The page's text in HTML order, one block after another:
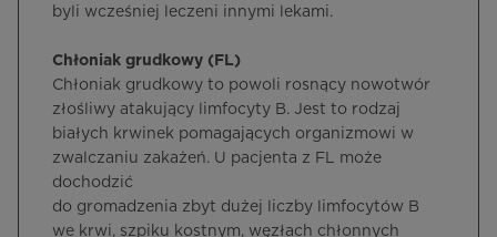
byli wcześniej leczeni innymi lekami.
Chłoniak grudkowy (FL)
Chłoniak grudkowy to powoli rosnący nowotwór
złośliwy atakujący limfocyty B. Jest to rodzaj
białych krwinek pomagających organizmowi w
zwalczaniu zakażeń. U pacjenta z FL może
dochodzić
do gromadzenia zbyt dużej liczby limfocytów B
we krwi, szpiku kostnym, węzłach chłonnych